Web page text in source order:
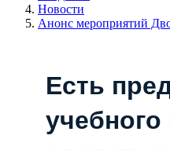
Новости
Анонс мероприятий
Есть
учебного